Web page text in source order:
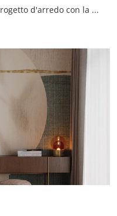
Definisci il tuo progetto d'arredo con la Carta da parati vinilica: se desideri una soluzione moderna, Ashai fa per te.